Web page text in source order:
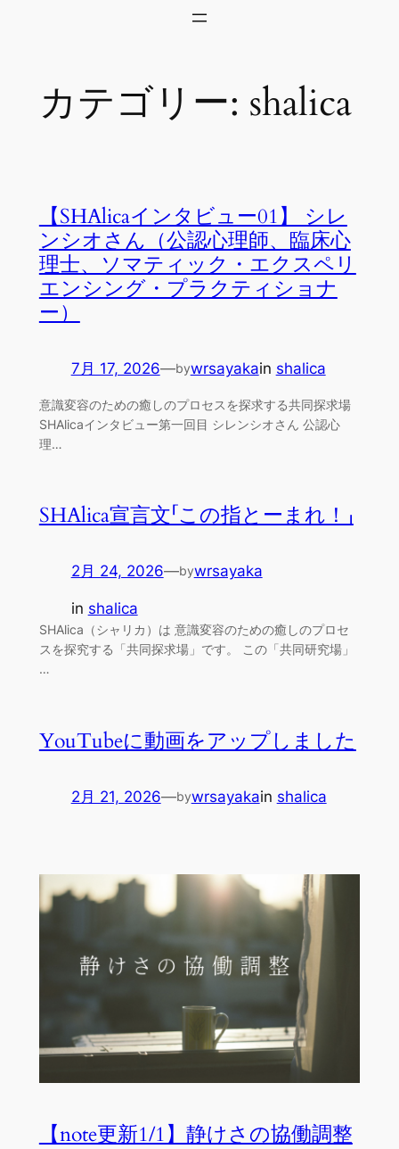
カテゴリー: shalica
【SHAlicaインタビュー01】 シレ
ンシオさん（公認心理師、臨床心
理士、ソマティック・エクスペリ
エンシング・プラクティショナ
ー）
7月 17, 2026—bywrsayakain shalica
意識変容のための癒しのプロセスを探求する共同探求場
SHAlicaインタビュー第一回目 シレンシオさん 公認心
理…
SHAlica宣言文「この指とーまれ！」
2月 24, 2026—bywrsayaka
in shalica
SHAlica（シャリカ）は 意識変容のための癒しのプロセ
スを探究する「共同探求場」です。 この「共同研究場」
…
YouTubeに動画をアップしました
2月 21, 2026—bywrsayakain shalica
【note更新1/1】静けさの協働調整